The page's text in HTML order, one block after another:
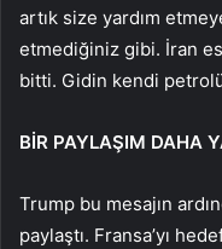
artık size yardım
etmediğiniz gibi. İran
bitti. Gidin kendi
BİR PAYLAŞIM DAHA
Trump bu mesajın
paylaştı. Fransa’yı